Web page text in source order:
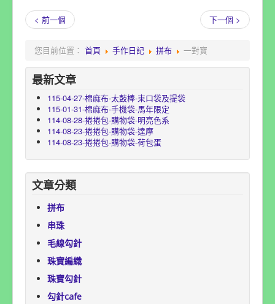
< 前一個 下一個 >
您目前位置： 首頁 手作日記 拼布 一對寶
最新文章
115-04-27-棉麻布-太鼓棒-束口袋及提袋
115-01-31-棉麻布-手機袋-馬年限定
114-08-28-捲捲包-購物袋-明亮色系
114-08-23-捲捲包-購物袋-達摩
114-08-23-捲捲包-購物袋-荷包蛋
文章分類
拼布
串珠
毛線勾針
珠寶編織
珠寶勾針
勾針cafe